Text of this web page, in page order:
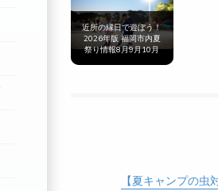
近所の縁日で遊ぼう！
2026年版 福岡市内夏
祭り情報8月9月10月
【夏キャンプの